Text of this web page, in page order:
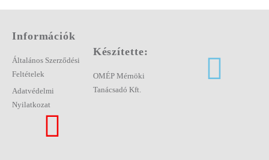
Információk
Általános Szerződési
Feltételek
Adatvédelmi
Nyilatkozat
Készítette:
OMÉP Mérnöki
Tanácsadó Kft.